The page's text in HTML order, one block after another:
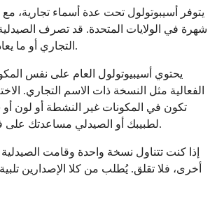
يتوفر أسيبوتولول تحت عدة أسماء تجارية، مع
شهرة في الولايات المتحدة. قد تصرف
التجاري أو ما يعادلها من الأدوية الجنيسة.
يحتوي أسيبيوتولول العام على نفس
الفعالية مثل النسخة ذات الاسم التجاري.
تكون في المكونات غير النشطة أو لون
لطبيبك أو الصيدلي مساعدتك على فهم النسخة التي تتلقاها.
إذا كنت تتناول نسخة واحدة وقامت الصيدلية
أخرى، فلا تقلق. يُطلب من كلا الإصدارين